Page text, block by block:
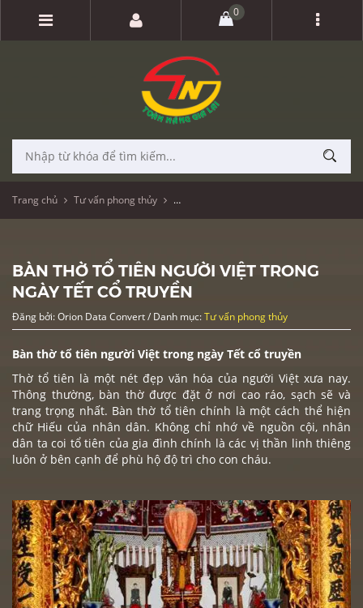
0
Trang chủ Tư vấn phong thủy Bàn thờ tổ tiên người Việt trong ngày Tết
BÀN THỜ TỔ TIÊN NGƯỜI VIỆT TRONG
NGÀY TẾT CỔ TRUYỀN
Đăng bởi: Orion Data Convert / Danh mục:Tư vấn phong thủy
Bàn thờ tổ tiên người Việt trong ngày Tết cổ truyền
Thờ tổ tiên là một nét đẹp văn hóa của người Việt xưa nay.
Thông thường, bàn thờ được đặt ở nơi cao ráo, sạch sẽ và
trang trọng nhất. Bàn thờ tổ tiên chính là một cách thể hiện
chữ Hiếucủa nhân dân. Không chỉ nhớ về nguồn cội, nhân
dân ta coi tổ tiên của gia đình chính là các vị thần linh thiêng
luôn ở bên cạnh để phù hộ độ trì cho con cháu.